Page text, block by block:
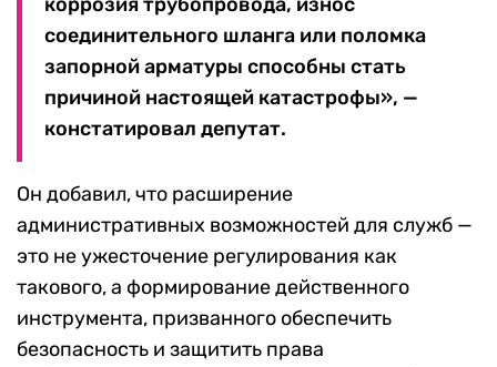
соединительного шланга или поломка
запорной арматуры способны стать
причиной настоящей катастрофы», —
констатировал депутат.
Он добавил, что расширение
административных возможностей для служб —
это не ужесточение регулирования как
такового, а формирование действенного
инструмента, призванного обеспечить
безопасность и защитить права